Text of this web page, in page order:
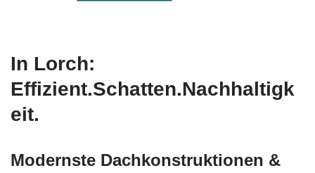
In Lorch:
Effizient.Schatten.Nachhaltigk
eit.
Modernste Dachkonstruktionen &